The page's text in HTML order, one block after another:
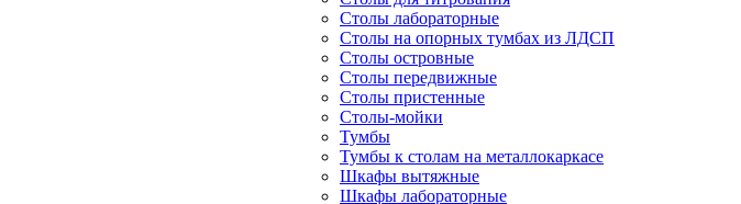
Столы лабораторные
Столы на опорных тумбах из ЛДСП
Столы островные
Столы передвижные
Столы пристенные
Столы-мойки
Тумбы
Тумбы к столам на металлокаркасе
Шкафы вытяжные
Шкафы лабораторные